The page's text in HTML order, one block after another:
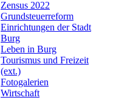
Zensus 2022
Grundsteuerreform
Einrichtungen der Stadt
Burg
Leben in Burg
Tourismus und Freizeit
(ext.)
Fotogalerien
Wirtschaft